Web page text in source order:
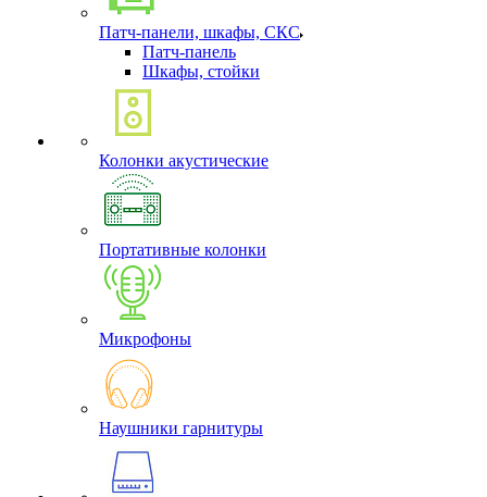
Патч-панели, шкафы, СКС
Патч-панель
Шкафы, стойки
Колонки акустические
Портативные колонки
Микрофоны
Наушники гарнитуры